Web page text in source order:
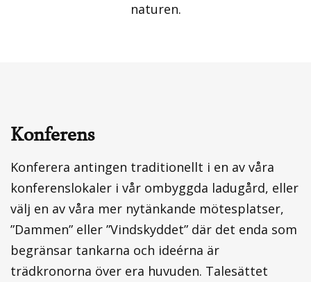
naturen.
Konferens
Konferera antingen traditionellt i en av våra
konferenslokaler i vår ombyggda ladugård, eller
välj en av våra mer nytänkande mötesplatser,
”Dammen” eller ”Vindskyddet” där det enda som
begränsar tankarna och ideérna är
trädkronorna över era huvuden. Talesättet